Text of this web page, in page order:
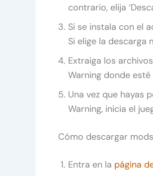
contrario, elija
Si se instala con el
Si elige la descarga
Extraiga los
Warning donde
Una vez que hayas
Warning, inicia el
Cómo descargar
Entra en la página